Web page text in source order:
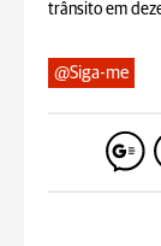
trânsito em
@Siga-me